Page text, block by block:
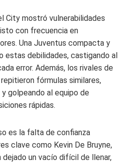
City mostró vulnerabilidades
con frecuencia en
Una Juventus compacta y
estas debilidades, castigando al
error. Además, los rivales de
fórmulas similares,
golpeando al equipo de
rápidas.
es la falta de confianza
clave como Kevin De Bruyne,
dejado un vacío difícil de llenar,